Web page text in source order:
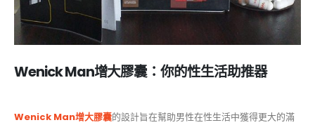
Wenick Man增大膠囊：你的性生活助推器
Wenick Man增大膠囊的設計旨在幫助男性在性生活中獲得更大的滿